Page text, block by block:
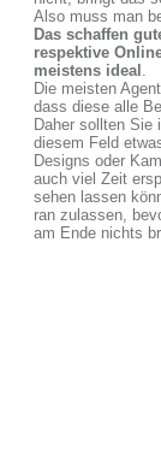
Also muss man
Das schaffen
respektive
meistens ideal .
Die meisten
dass diese alle
Daher sollten Sie
diesem Feld
Designs oder
auch viel Zeit
sehen lassen
ran zulassen,
am Ende nichts